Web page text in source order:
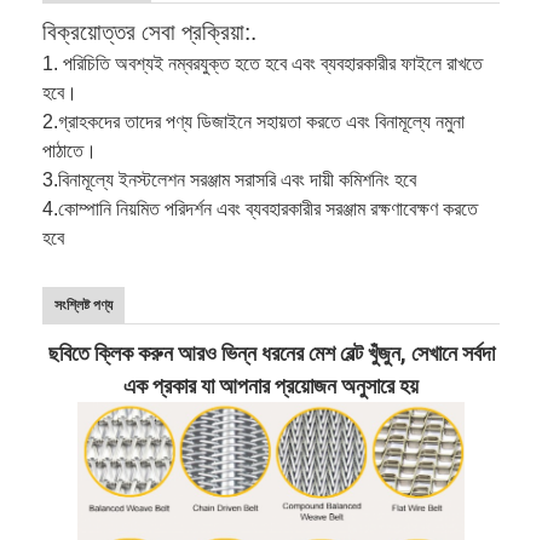
বিক্রয়োত্তর সেবা প্রক্রিয়া:.
1. পরিচিতি অবশ্যই নম্বরযুক্ত হতে হবে এবং ব্যবহারকারীর ফাইলে রাখতে
হবে।
2.গ্রাহকদের তাদের পণ্য ডিজাইনে সহায়তা করতে এবং বিনামূল্যে নমুনা
পাঠাতে।
3.বিনামূল্যে ইনস্টলেশন সরঞ্জাম সরাসরি এবং দায়ী কমিশনিং হবে
4.কোম্পানি নিয়মিত পরিদর্শন এবং ব্যবহারকারীর সরঞ্জাম রক্ষণাবেক্ষণ করতে
হবে
সংশ্লিষ্ট পণ্য
ছবিতে ক্লিক করুন আরও ভিন্ন ধরনের মেশ বেল্ট খুঁজুন, সেখানে সর্বদা
এক প্রকার যা আপনার প্রয়োজন অনুসারে হয়